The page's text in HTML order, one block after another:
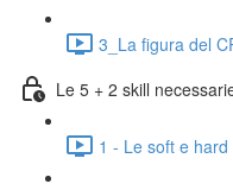
3_La figura del
Le 5 + 2 skill
1 - Le soft e